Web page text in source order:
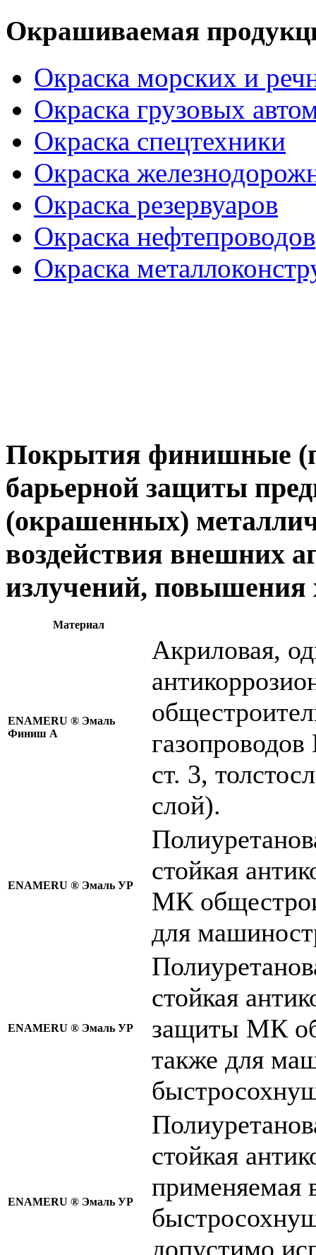
Окрашиваемая
Окраска морских и
Окраска грузовых
Окраска спецтехники
Окраска
Окраска резервуаров
Окраска нефтепроводов
Окраска
Покрытия финишные
барьерной защиты
(окрашенных)
воздействия внешних
излучений, повышения
Материал
ENAMERU ® Эмаль
Финиш А
Акриловая,
ст. 3,
слой).
ENAMERU ® Эмаль УР
стойкая
МК
для
ENAMERU ® Эмаль УР
стойкая
защиты МК
также для
ENAMERU ® Эмаль УР
стойкая
применяемая
допустимо